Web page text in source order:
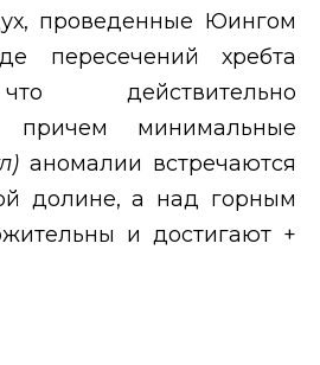
проведенные Юингом
пересечений хребта
действительно
причем минимальные
аномалии встречаются
долине, а над горным
и достигают +